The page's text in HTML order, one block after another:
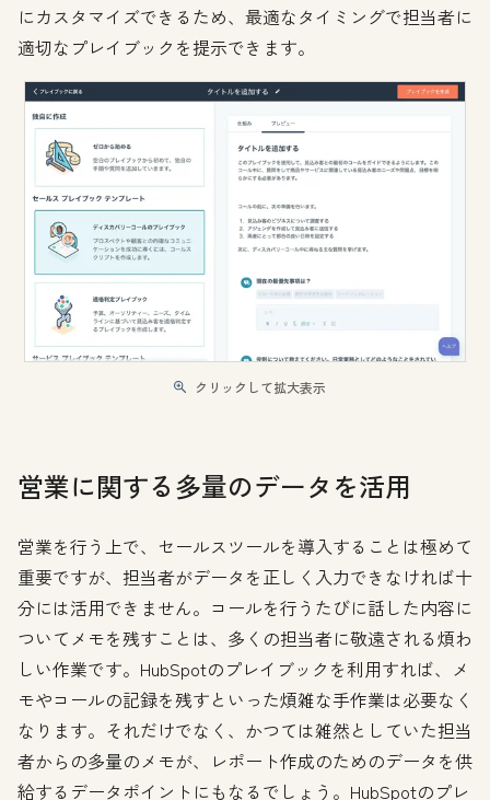
にカスタマイズできるため、最適なタイミングで担当者に
適切なプレイブックを提示できます。
クリックして拡大表示
営業に関する多量のデータを活用
営業を行う上で、セールスツールを導入することは極めて
重要ですが、担当者がデータを正しく入力できなければ十
分には活用できません。コールを行うたびに話した内容に
ついてメモを残すことは、多くの担当者に敬遠される煩わ
しい作業です。HubSpotのプレイブックを利用すれば、メ
モやコールの記録を残すといった煩雑な手作業は必要なく
なります。それだけでなく、かつては雑然としていた担当
者からの多量のメモが、レポート作成のためのデータを供
給するデータポイントにもなるでしょう。HubSpotのプレ